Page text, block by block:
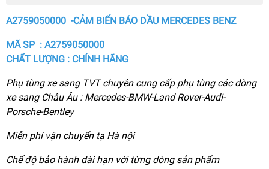
A2759050000 -CẢM BIẾN BÁO DẦU MERCEDES BENZ
MÃ SP : A2759050000
CHẤT LƯỢNG : CHÍNH HÃNG
Phụ tùng xe sang TVT chuyên cung cấp phụ tùng các dòng
xe sang Châu Âu : Mercedes-BMW-Land Rover-Audi-
Porsche-Bentley
Miễn phí vận chuyển tạ Hà nội
Chế độ bảo hành dài hạn với từng dòng sản phẩm